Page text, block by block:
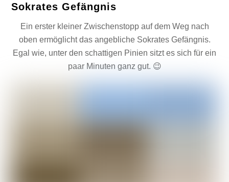
Sokrates Gefängnis
Ein erster kleiner Zwischenstopp auf dem Weg nach
oben ermöglicht das angebliche Sokrates Gefängnis.
Egal wie, unter den schattigen Pinien sitzt es sich für ein
paar Minuten ganz gut. 😉